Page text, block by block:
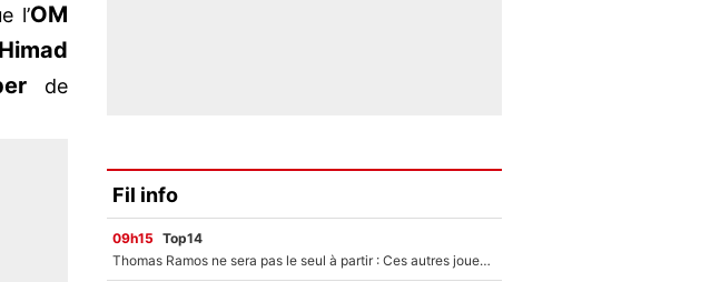
l’OM
de
Fil info
09h15 Top14
Thomas Ramos ne sera pas le seul à partir : Ces autres joueurs du XV de France pourraient aussi quitter le Stade Toulousain, un club de Top 14 est déjà sur les rangs